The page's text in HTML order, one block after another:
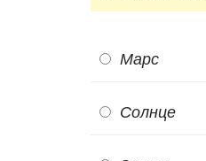
Марс
Солнце